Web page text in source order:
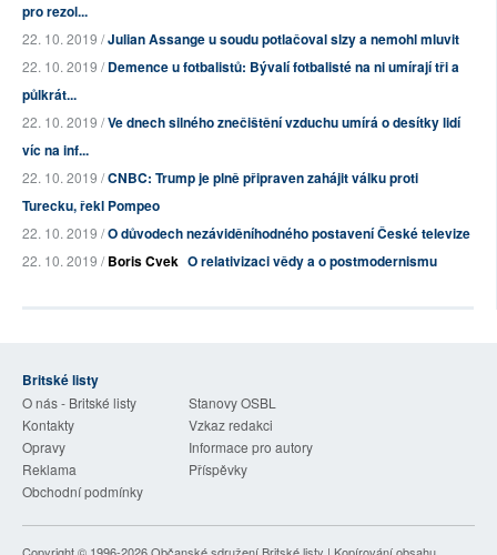
pro rezol...
22. 10. 2019 /Julian Assange u soudu potlačoval slzy a nemohl mluvit
22. 10. 2019 /Demence u fotbalistů: Bývalí fotbalisté na ni umírají tři a
půlkrát...
22. 10. 2019 /Ve dnech silného znečištění vzduchu umírá o desítky lidí
víc na inf...
22. 10. 2019 /CNBC: Trump je plně připraven zahájit válku proti
Turecku, řekl Pompeo
22. 10. 2019 /O důvodech nezáviděníhodného postavení České televize
22. 10. 2019 /Boris Cvek O relativizaci vědy a o postmodernismu
Britské listy
O nás - Britské listy
Stanovy OSBL
Kontakty
Vzkaz redakci
Opravy
Informace pro autory
Reklama
Příspěvky
Obchodní podmínky